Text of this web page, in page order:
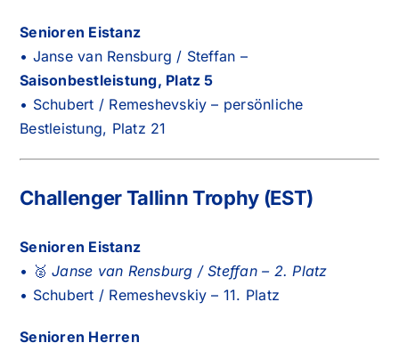
Senioren Eistanz
• Janse van Rensburg / Steffan –
Saisonbestleistung, Platz 5
• Schubert / Remeshevskiy – persönliche
Bestleistung, Platz 21
Challenger Tallinn Trophy (EST)
Senioren Eistanz
• 🥈Janse van Rensburg / Steffan – 2. Platz
• Schubert / Remeshevskiy – 11. Platz
Senioren Herren